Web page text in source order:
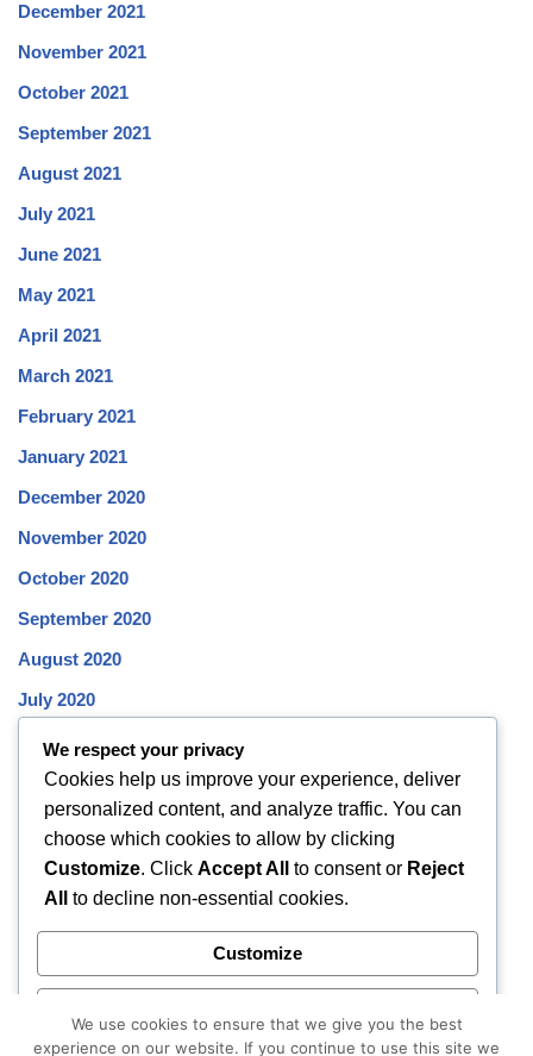
December 2021
November 2021
October 2021
September 2021
August 2021
July 2021
June 2021
May 2021
April 2021
March 2021
February 2021
January 2021
December 2020
November 2020
October 2020
September 2020
August 2020
July 2020
June 2020
May 2020
April 2020
March 2020
February 2020
December 2019
November 2019
We respect your privacy
Cookies help us improve your experience, deliver
personalized content, and analyze traffic. You can
choose which cookies to allow by clicking
Customize. Click Accept All to consent or Reject
All
to decline non-essential cookies.
Customize
We use cookies to ensure that we give you the best
experience on our website. If you continue to use this site we